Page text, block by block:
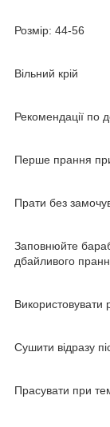
Розмір: 44-56
Вільний крій
Рекомендації по
Перше прання
Прати без
Заповнюйте
дбайливого
Використовувати
Сушити відразу
Прасувати при